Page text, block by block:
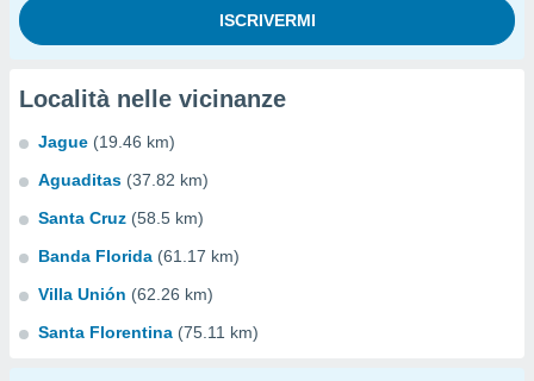
Località nelle vicinanze
Jague (19.46 km)
Aguaditas (37.82 km)
Santa Cruz (58.5 km)
Banda Florida (61.17 km)
Villa Unión (62.26 km)
Santa Florentina (75.11 km)